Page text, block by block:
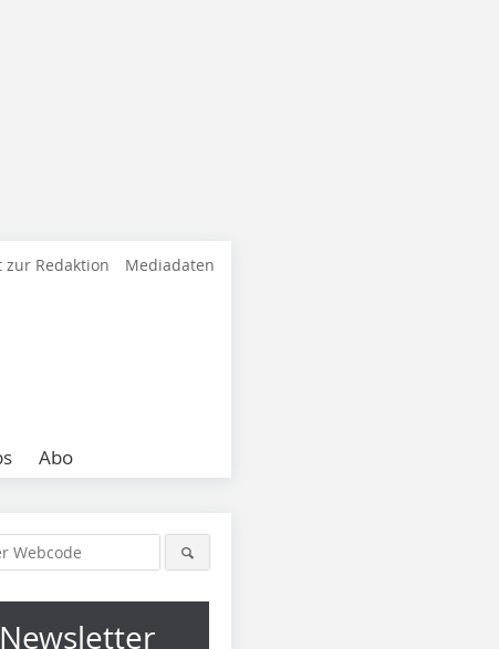
zur Redaktion Mediadaten
Abo